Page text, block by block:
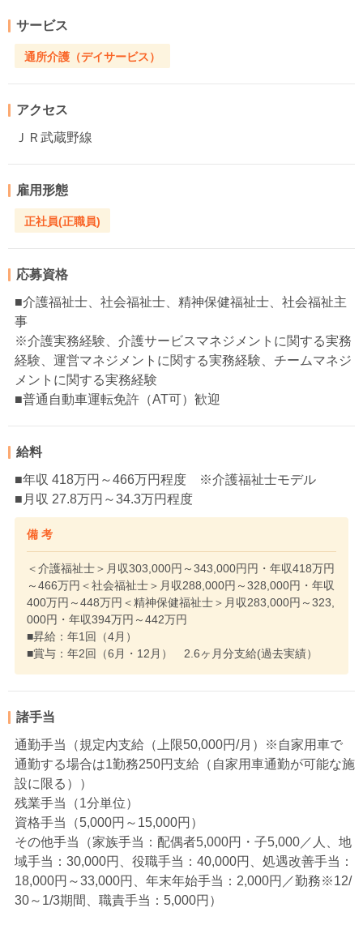
サービス
通所介護（デイサービス）
アクセス
ＪＲ武蔵野線
雇用形態
正社員(正職員)
応募資格
■介護福祉士、社会福祉士、精神保健福祉士、社会福祉主
事
※介護実務経験、介護サービスマネジメントに関する実務
経験、運営マネジメントに関する実務経験、チームマネジ
メントに関する実務経験
■普通自動車運転免許（AT可）歓迎
給料
■年収 418万円～466万円程度 ※介護福祉士モデル
■月収 27.8万円～34.3万円程度
備 考
＜介護福祉士＞月収303,000円～343,000円円・年収418万円
～466万円＜社会福祉士＞月収288,000円～328,000円・年収
400万円～448万円＜精神保健福祉士＞月収283,000円～323,
000円・年収394万円～442万円
■昇給：年1回（4月）
■賞与：年2回（6月・12月） 2.6ヶ月分支給(過去実績）
諸手当
通勤手当（規定内支給（上限50,000円/月）※自家用車で
通勤する場合は1勤務250円支給（自家用車通勤が可能な施
設に限る））
残業手当（1分単位）
資格手当（5,000円～15,000円）
その他手当（家族手当：配偶者5,000円・子5,000／人、地
域手当：30,000円、役職手当：40,000円、処遇改善手当：
18,000円～33,000円、年末年始手当：2,000円／勤務※12/
30～1/3期間、職責手当：5,000円）